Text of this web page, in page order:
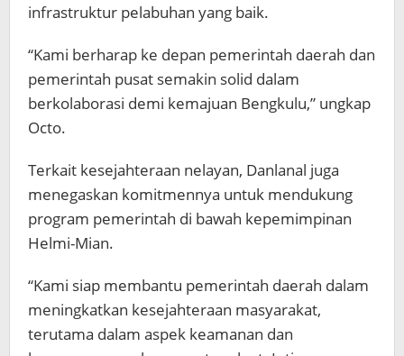
infrastruktur pelabuhan yang baik.
“Kami berharap ke depan pemerintah daerah dan
pemerintah pusat semakin solid dalam
berkolaborasi demi kemajuan Bengkulu,” ungkap
Octo.
Terkait kesejahteraan nelayan, Danlanal juga
menegaskan komitmennya untuk mendukung
program pemerintah di bawah kepemimpinan
Helmi-Mian.
“Kami siap membantu pemerintah daerah dalam
meningkatkan kesejahteraan masyarakat,
terutama dalam aspek keamanan dan